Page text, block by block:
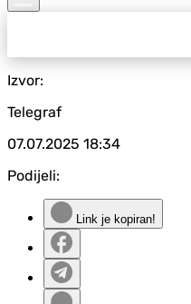
Izvor:
Telegraf
07.07.2025 18:34
Podijeli:
Link je kopiran!